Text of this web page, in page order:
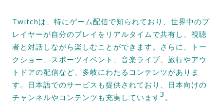
Twitchは、特にゲーム配信で知られており、世界中のプ
レイヤーが自分のプレイをリアルタイムで共有し、視聴
者と対話しながら楽しむことができます。さらに、トー
クショー、スポーツイベント、音楽ライブ、旅行やアウ
トドアの配信など、多岐にわたるコンテンツがありま
す。日本語でのサービスも提供されており、日本向けの
チャンネルやコンテンツも充実しています3 。